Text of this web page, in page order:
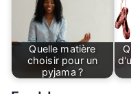
Quelle matière
choisir pour un
pyjama ?